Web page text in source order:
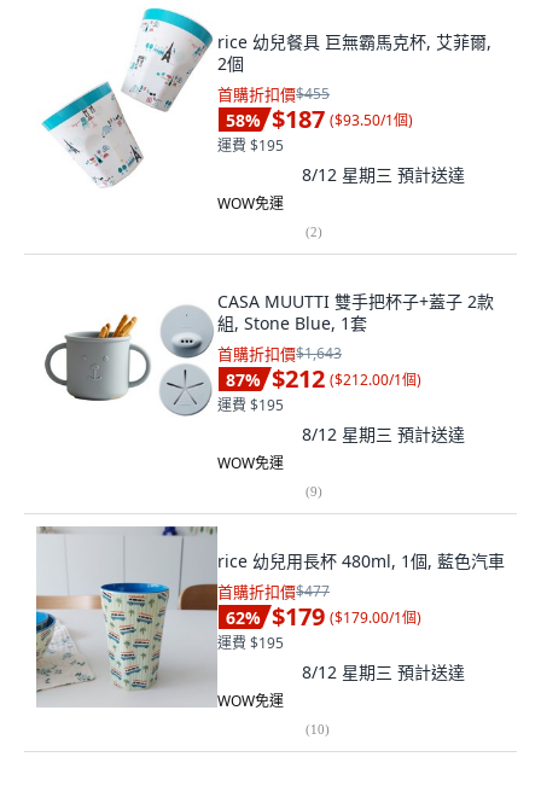
rice 幼兒餐具 巨無霸馬克杯, 艾菲爾,
2個
首購折扣價$455
58% $187 ($93.50/1個)
運費 $195
8/12 星期三 預計送達
WOW免運
(2)
CASA MUUTTI 雙手把杯子+蓋子 2款
組, Stone Blue, 1套
首購折扣價$1,643
87% $212 ($212.00/1個)
運費 $195
8/12 星期三 預計送達
WOW免運
(9)
rice 幼兒用長杯 480ml, 1個, 藍色汽車
首購折扣價$477
62% $179 ($179.00/1個)
運費 $195
8/12 星期三 預計送達
WOW免運
(10)